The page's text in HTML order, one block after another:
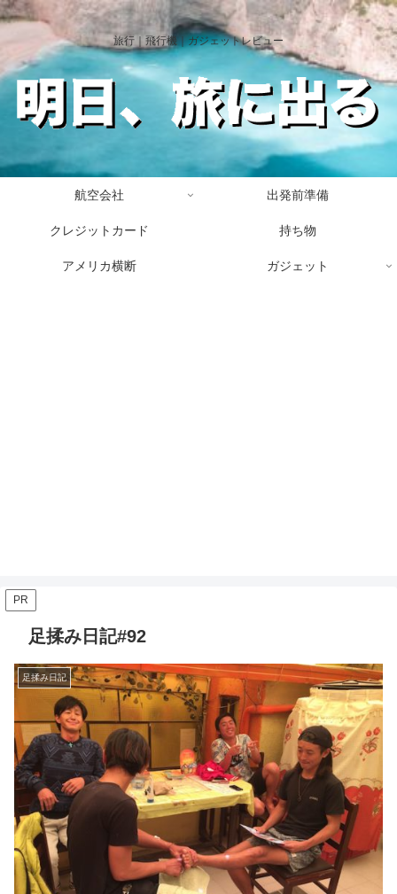
旅行｜飛行機｜ガジェットレビュー
航空会社 出発前準備
クレジットカード 持ち物
アメリカ横断 ガジェット
PR
足揉み日記#92
足揉み日記